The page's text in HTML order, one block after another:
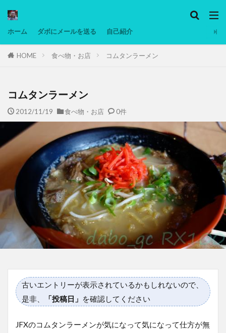
ホーム ダボにメールを送る 自己紹介
HOME 食べ物・お店 コムタンラーメン
コムタンラーメン
2012/11/19 食べ物・お店 0件
古いエントリーが表示されているかもしれないので、
是非、
「投稿日」 を確認してください
JFXのコムタンラーメンが気になって気になって仕方が無
タグ
マレーシア動画
備忘録
動画 日本人村社会 脱水シート
検索